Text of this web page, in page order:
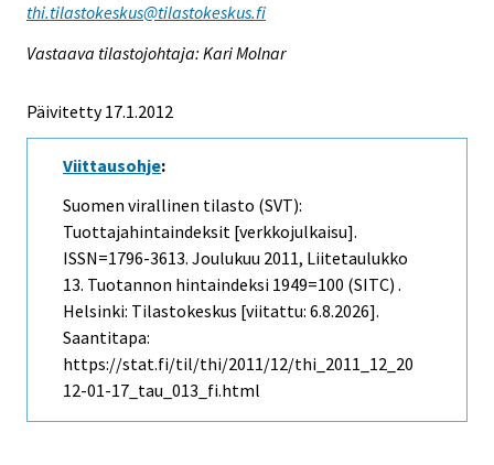
thi.tilastokeskus@tilastokeskus.fi
Vastaava tilastojohtaja: Kari Molnar
Päivitetty 17.1.2012
Viittausohje:
Suomen virallinen tilasto (SVT):
Tuottajahintaindeksit [verkkojulkaisu].
ISSN=1796-3613. Joulukuu 2011, Liitetaulukko
13. Tuotannon hintaindeksi 1949=100 (SITC) .
Helsinki: Tilastokeskus [viitattu: 6.8.2026].
Saantitapa:
https://stat.fi/til/thi/2011/12/thi_2011_12_20
12-01-17_tau_013_fi.html